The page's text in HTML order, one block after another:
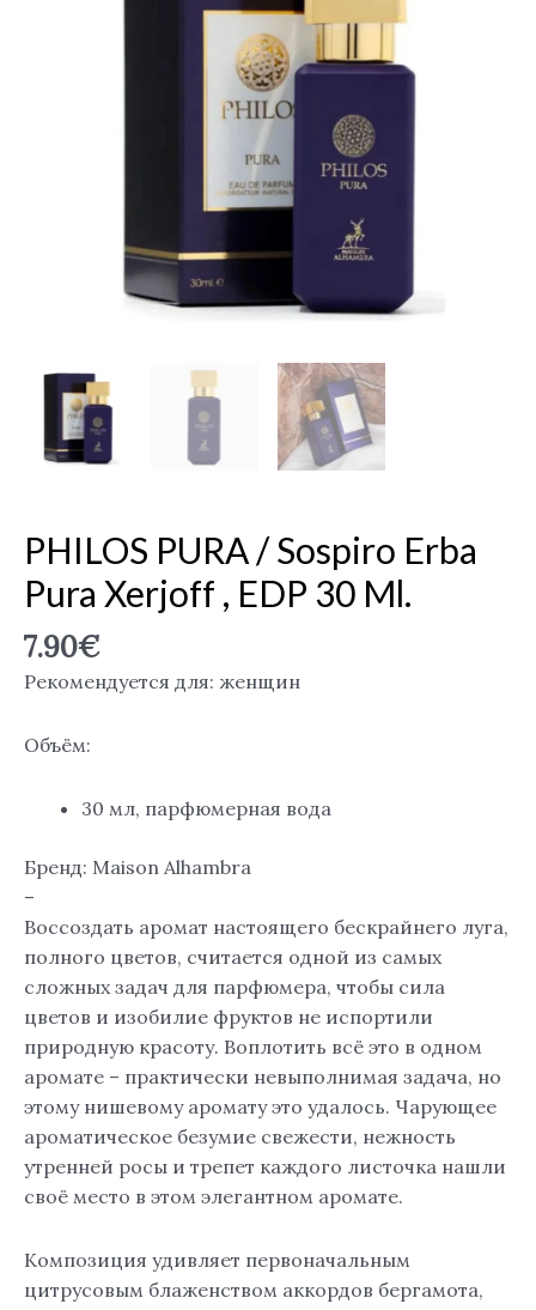
PHILOS PURA / Sospiro Erba
Pura Xerjoff , EDP 30 Ml.
7.90€
Рекомендуется для: женщин
Объём:
30 мл, парфюмерная вода
Бренд: Maison Alhambra
–
Воссоздать аромат настоящего бескрайнего луга,
полного цветов, считается одной из самых
сложных задач для парфюмера, чтобы сила
цветов и изобилие фруктов не испортили
природную красоту. Воплотить всё это в одном
аромате – практически невыполнимая задача, но
этому нишевому аромату это удалось. Чарующее
ароматическое безумие свежести, нежность
утренней росы и трепет каждого листочка нашли
своё место в этом элегантном аромате.
Композиция удивляет первоначальным
цитрусовым блаженством аккордов бергамота,